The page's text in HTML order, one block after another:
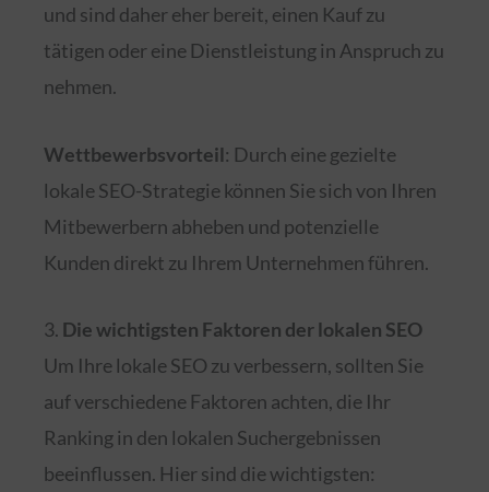
und sind daher eher bereit, einen Kauf zu
tätigen oder eine Dienstleistung in Anspruch zu
nehmen.
Wettbewerbsvorteil: Durch eine gezielte
lokale SEO-Strategie können Sie sich von Ihren
Mitbewerbern abheben und potenzielle
Kunden direkt zu Ihrem Unternehmen führen.
3. Die wichtigsten Faktoren der lokalen SEO
Um Ihre lokale SEO zu verbessern, sollten Sie
auf verschiedene Faktoren achten, die Ihr
Ranking in den lokalen Suchergebnissen
beeinflussen. Hier sind die wichtigsten: